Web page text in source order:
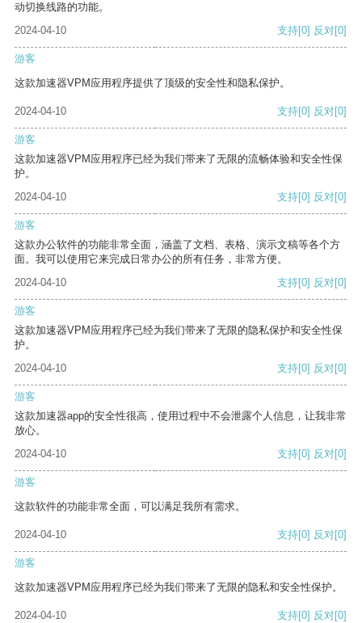
动切换线路的功能。
2024-04-10
支持[0] 反对[0]
游客
这款加速器VPM应用程序提供了顶级的安全性和隐私保护。
2024-04-10 支持[0] 反对[0]
游客
这款加速器VPM应用程序已经为我们带来了无限的流畅体验和安全性保
护。
2024-04-10
支持[0] 反对[0]
游客
这款办公软件的功能非常全面，涵盖了文档、表格、演示文稿等各个方
面。我可以使用它来完成日常办公的所有任务，非常方便。
2024-04-10
支持[0] 反对[0]
游客
这款加速器VPM应用程序已经为我们带来了无限的隐私保护和安全性保
护。
2024-04-10
支持[0] 反对[0]
游客
这款加速器app的安全性很高，使用过程中不会泄露个人信息，让我非常
放心。
2024-04-10
支持[0] 反对[0]
游客
这款软件的功能非常全面，可以满足我所有需求。
2024-04-10 支持[0] 反对[0]
游客
这款加速器VPM应用程序已经为我们带来了无限的隐私和安全性保护。
2024-04-10 支持[0] 反对[0]